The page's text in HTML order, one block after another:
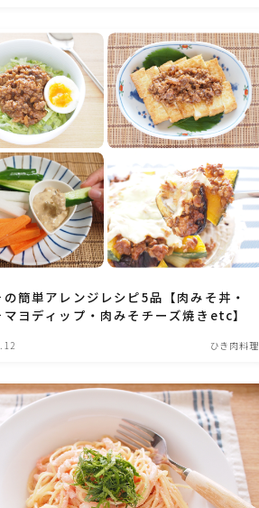
・レタ
ん・そ
梗菜・
根・れ
の他
の簡単アレンジレシピ5品【肉みそ丼・
マヨディップ・肉みそチーズ焼きetc】
ひき肉料理